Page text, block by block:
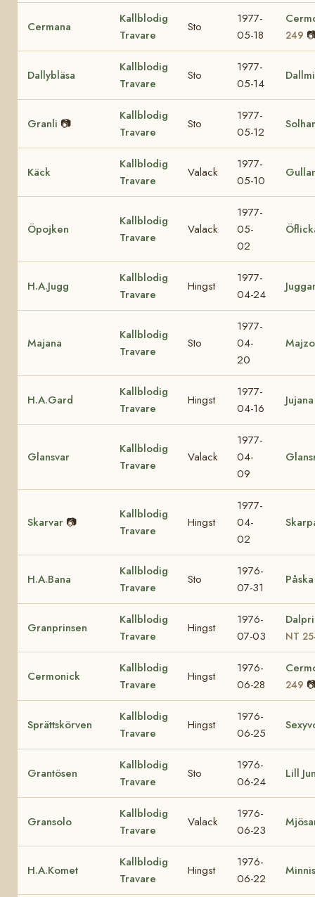
Cermana
Kallblodig
Travare
Sto
1977-
05-18
249
Dallybläsa
Kallblodig
Travare
Sto
1977-
05-14
Granli 📷
Kallblodig
Travare
Sto
1977-
05-12
Käck
Kallblodig
Travare
Valack
1977-
05-10
Öpojken
Kallblodig
Travare
Valack
1977-
05-
02
H.A.Jugg
Kallblodig
Travare
Hingst
1977-
04-24
Majana
Kallblodig
Travare
Sto
1977-
04-
20
H.A.Gard
Kallblodig
Travare
Hingst
1977-
04-16
Jujana
Glansvar
Kallblodig
Travare
Valack
1977-
04-
09
Skarvar 📷
Kallblodig
Travare
Hingst
1977-
04-
02
H.A.Bana
Kallblodig
Travare
Sto
1976-
07-31
Påska
Granprinsen
Kallblodig
Travare
Hingst
1976-
07-03
NT
Cermonick
Kallblodig
Travare
Hingst
1976-
06-28
249
Sprättskörven
Kallblodig
Travare
Hingst
1976-
06-25
Grantösen
Kallblodig
Travare
Sto
1976-
06-24
Lill
Gransolo
Kallblodig
Travare
Valack
1976-
06-23
H.A.Komet
Kallblodig
Travare
Hingst
1976-
06-22